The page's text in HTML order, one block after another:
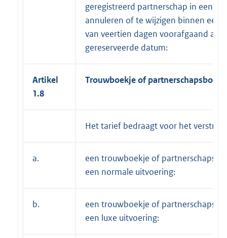
geregistreerd partnerschap in een
annuleren of te wijzigen binnen een
van veertien dagen voorafgaand aan
gereserveerde datum:
Artikel
1.8
Trouwboekje of
Het tarief bedraagt voor het
a.
een trouwboekje of
een normale uitvoering:
b.
een trouwboekje of
een luxe uitvoering: